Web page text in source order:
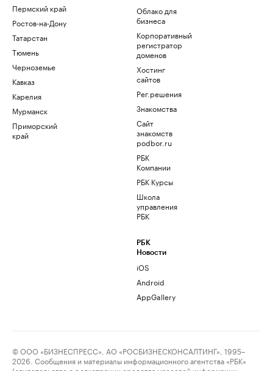
Пермский край
Ростов-на-Дону
Татарстан
Тюмень
Черноземье
Кавказ
Карелия
Мурманск
Приморский
край
Облако для
бизнеса
Корпоративный
регистратор
доменов
Хостинг
сайтов
Рег.решения
Знакомства
Сайт
знакомств
podbor.ru
РБК
Компании
РБК Курсы
Школа
управления
РБК
РБК
Новости
iOS
Android
AppGallery
© ООО «БИЗНЕСПРЕСС», АО «РОСБИЗНЕСКОНСАЛТИНГ», 1995–
2026. Сообщения и материалы информационного агентства «РБК»